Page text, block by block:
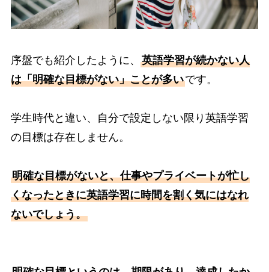
序盤でも紹介したように、 英語学習が続かない人
は「明確な目標がない」ことが多いです。
学生時代と違い、自分で設定しない限り英語学習
の目標は存在しません。
明確な目標がないと、仕事やプライベートが忙し
くなったときに英語学習に時間を割く気にはなれ
ないでしょう。